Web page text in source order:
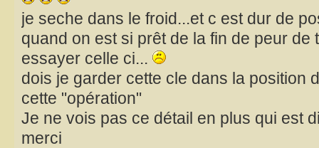
je seche dans le froid...et c est dur de
quand on est si prêt de la fin de peur de
essayer celle ci...
dois je garder cette cle dans la position
cette "opération"
Je ne vois pas ce détail en plus qui est
merci